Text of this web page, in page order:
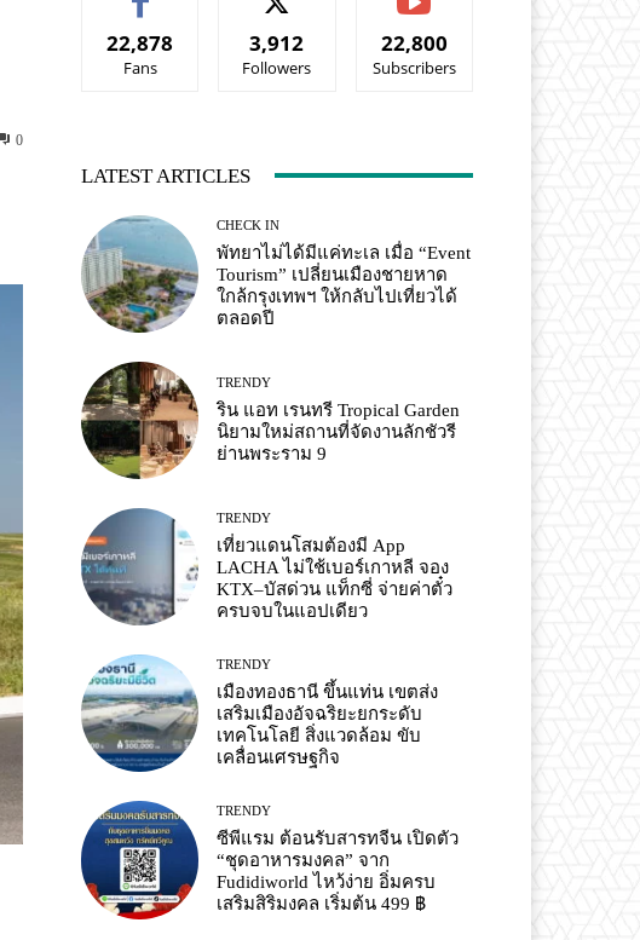
0
22,878
Fans
3,912
Followers
22,800
Subscribers
LATEST ARTICLES
CHECK IN
พัทยาไม่ได้มีแค่ทะเล เมื่อ “Event
Tourism” เปลี่ยนเมืองชายหาด
ใกล้กรุงเทพฯ ให้กลับไปเที่ยวได้
ตลอดปี
TRENDY
ริน แอท เรนทรี Tropical Garden
นิยามใหม่สถานที่จัดงานลักชัวรี
ย่านพระราม 9
TRENDY
เที่ยวแดนโสมต้องมี App
LACHA ไม่ใช้เบอร์เกาหลี จอง
KTX–บัสด่วน แท็กซี่ จ่ายค่าตั๋ว
ครบจบในแอปเดียว
TRENDY
เมืองทองธานี ขึ้นแท่น เขตส่ง
เสริมเมืองอัจฉริยะยกระดับ
เทคโนโลยี สิ่งแวดล้อม ขับ
เคลื่อนเศรษฐกิจ
TRENDY
ซีพีแรม ต้อนรับสารทจีน เปิดตัว
“ชุดอาหารมงคล” จาก
Fudidiworld ไหว้ง่าย อิ่มครบ
เสริมสิริมงคล เริ่มต้น 499 ฿